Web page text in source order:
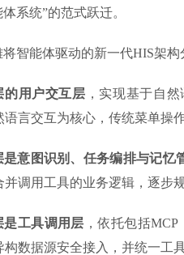
系统”的范式跃迁。
将智能体驱动的新一代HIS架构
的用户交互层 ，实现基于自
语言交互为核心，传统菜单操
是意图识别、任务编排与记忆
并调用工具的业务逻辑，逐步
是工具调用层 ，依托包括
数据源安全接入，并统一工